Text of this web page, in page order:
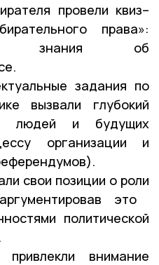
провели квиз–
права»:
знания об
задания по
вызвали глубокий
людей и будущих
организации и
свои позиции о роли
это
политической
внимание